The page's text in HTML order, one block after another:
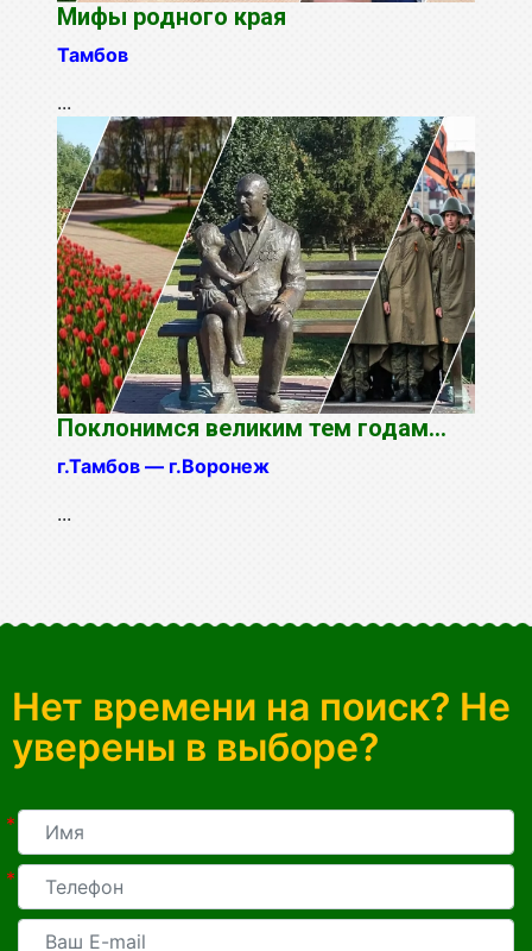
Мифы родного края
Тамбов
...
Поклонимся великим тем годам...
г.Тамбов — г.Воронеж
...
Нет времени на поиск? Не
уверены в выборе?
*
*